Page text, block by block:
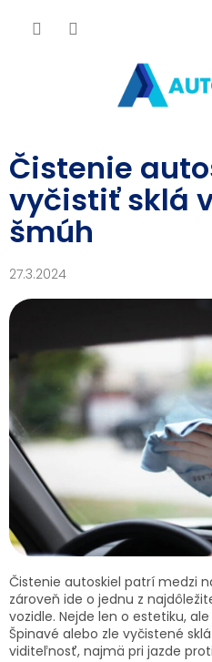
Čistenie
vyčistiť sklá
šmúh
27.3.2024
Čistenie autoskiel patrí medzi
zároveň ide o jednu z
vozidle. Nejde len o estetiku,
Špinavé alebo zle vyčistené
viditeľnosť, najmä pri jazde